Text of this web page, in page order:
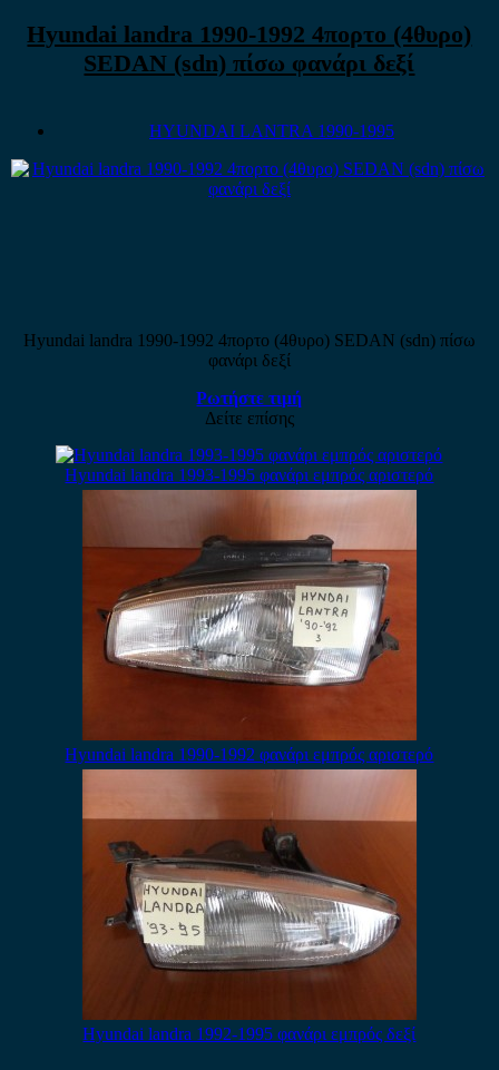
Hyundai landra 1990-1992 4πορτο (4θυρο)
SEDAN (sdn) πίσω φανάρι δεξί
HYUNDAI LANTRA 1990-1995
Hyundai landra 1990-1992 4πορτο (4θυρο) SEDAN (sdn) πίσω
φανάρι δεξί
Ρωτήστε τιμή
Δείτε επίσης
Hyundai landra 1993-1995 φανάρι εμπρός αριστερό
Hyundai landra 1990-1992 φανάρι εμπρός αριστερό
Hyundai landra 1992-1995 φανάρι εμπρός δεξί